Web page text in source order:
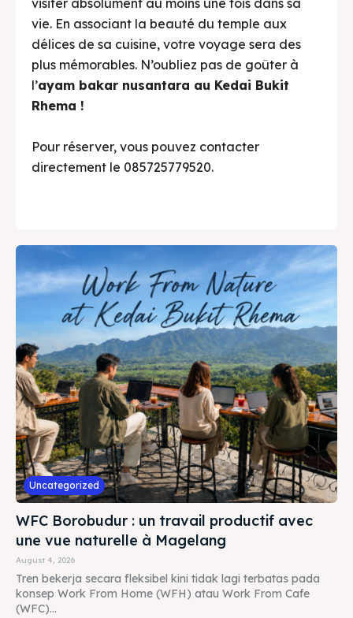
visiter absolument au moins une fois dans sa
vie. En associant la beauté du temple aux
délices de sa cuisine, votre voyage sera des
plus mémorables. N’oubliez pas de goûter à
l’ayam bakar nusantara au Kedai Bukit
Rhema !
Pour réserver, vous pouvez contacter
directement le 085725779520.
Uncategorized
WFC Borobudur : un travail productif avec
une vue naturelle à Magelang
August 4, 2026
Tren bekerja secara fleksibel kini tidak lagi terbatas pada
konsep Work From Home (WFH) atau Work From Cafe
(WFC)...